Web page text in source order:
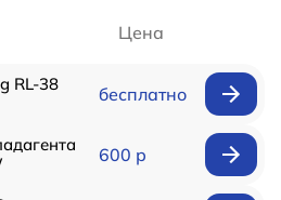
Цена
RL-38
бесплатно
600 р